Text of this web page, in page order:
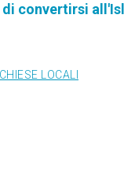
convertirsi
CHIESE LOCALI